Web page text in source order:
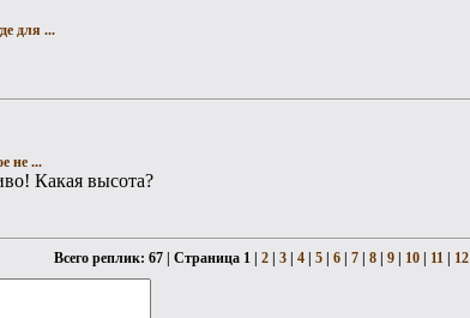
для ...
не ...
Какая высота?
Всего реплик: 67 | Страница 1 | 2 3 4 5 6 7 8 9 10 11 12